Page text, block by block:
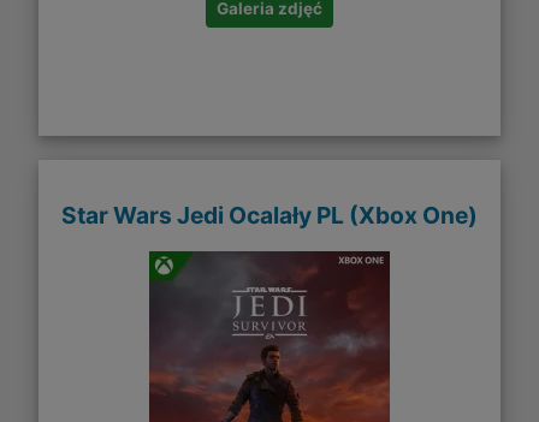
Galeria zdjęć
Star Wars Jedi Ocalały PL (Xbox One)